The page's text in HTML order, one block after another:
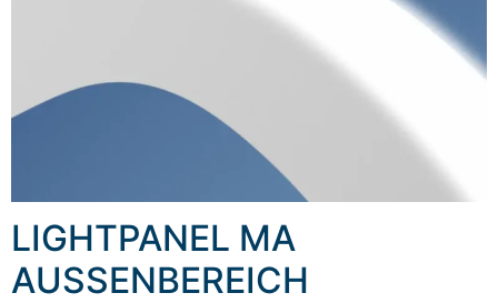
LIGHTPANEL MA
AUSSENBEREICH